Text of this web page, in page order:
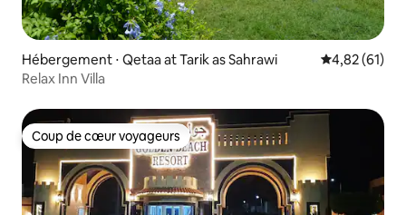
Hébergement ⋅ Qetaa at Tarik as Sahrawi Évaluation
4,82 (61)
Relax Inn Villa
Coup de cœur voyageurs
Coup de cœur voyageurs